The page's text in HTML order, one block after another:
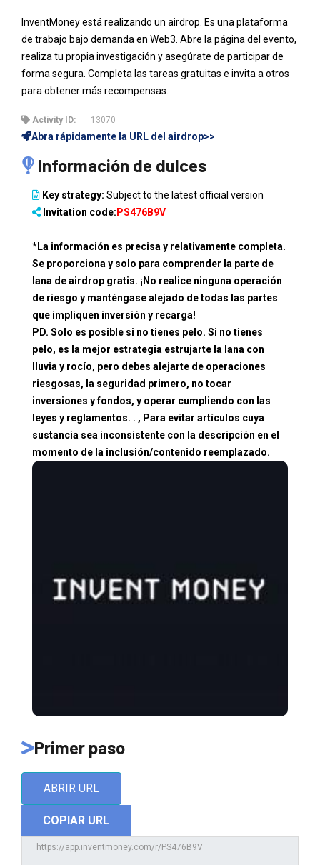
InventMoney está realizando un airdrop. Es una plataforma
de trabajo bajo demanda en Web3. Abre la página del evento,
realiza tu propia investigación y asegúrate de participar de
forma segura. Completa las tareas gratuitas e invita a otros
para obtener más recompensas.
Activity ID: 13070
Abra rápidamente la URL del airdrop>>
Información de dulces
Key strategy: Subject to the latest official version
Invitation code: PS476B9V
*La información es precisa y relativamente completa.
Se proporciona y solo para comprender la parte de
lana de airdrop gratis. ¡No realice ninguna operación
de riesgo y manténgase alejado de todas las partes
que impliquen inversión y recarga!
PD. Solo es posible si no tienes pelo. Si no tienes
pelo, es la mejor estrategia estrujarte la lana con
lluvia y rocío, pero debes alejarte de operaciones
riesgosas, la seguridad primero, no tocar
inversiones y fondos, y operar cumpliendo con las
leyes y reglamentos. . , Para evitar artículos cuya
sustancia sea inconsistente con la descripción en el
momento de la inclusión/contenido reemplazado.
Primer paso
ABRIR URL
COPIAR URL